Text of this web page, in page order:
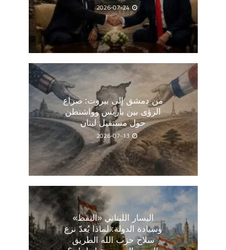
2026-07-24
من دمشق إلى بيروت: صراع
الرؤى بين باريس وواشنطن
حول مستقبل لبنان
2026-07-13
اليسار اللبناني «اليقظ»
وسيادة الدولة: لماذا يُعدّ نزع
سلاح حزب الله الطريق